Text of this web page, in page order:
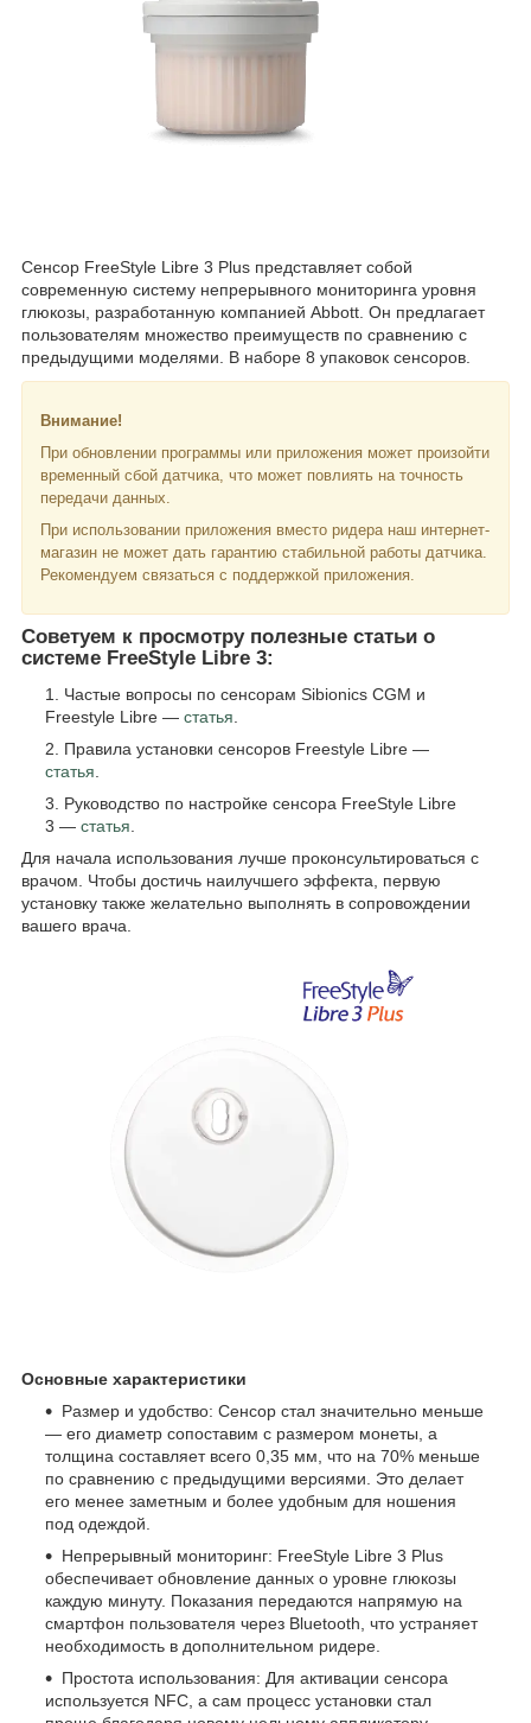
Сенсор FreeStyle Libre 3 Plus представляет собой
современную систему непрерывного мониторинга уровня
глюкозы, разработанную компанией Abbott. Он предлагает
пользователям множество преимуществ по сравнению с
предыдущими моделями. В наборе 8 упаковок сенсоров.
Внимание!
При обновлении программы или приложения может произойти
временный сбой датчика, что может повлиять на точность
передачи данных.
При использовании приложения вместо ридера наш интернет-
магазин не может дать гарантию стабильной работы датчика.
Рекомендуем связаться с поддержкой приложения.
Советуем к просмотру полезные статьи о
системе FreeStyle Libre 3:
Частые вопросы по сенсорам Sibionics CGM и
Freestyle Libre — статья.
Правила установки сенсоров Freestyle Libre —
статья.
Руководство по настройке сенсора FreeStyle Libre
3 — статья.
Для начала использования лучше проконсультироваться с
врачом. Чтобы достичь наилучшего эффекта, первую
установку также желательно выполнять в сопровождении
вашего врача.
Основные характеристики
Размер и удобство: Сенсор стал значительно меньше
— его диаметр сопоставим с размером монеты, а
толщина составляет всего 0,35 мм, что на 70% меньше
по сравнению с предыдущими версиями. Это делает
его менее заметным и более удобным для ношения
под одеждой.
Непрерывный мониторинг: FreeStyle Libre 3 Plus
обеспечивает обновление данных о уровне глюкозы
каждую минуту. Показания передаются напрямую на
смартфон пользователя через Bluetooth, что устраняет
необходимость в дополнительном ридере.
Простота использования: Для активации сенсора
используется NFC, а сам процесс установки стал